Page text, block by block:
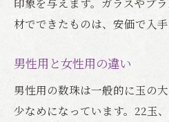
材でできたものは、安価で入手
男性用と女性用の違い
男性用の数珠は一般的に玉の
少なめになっています。22玉